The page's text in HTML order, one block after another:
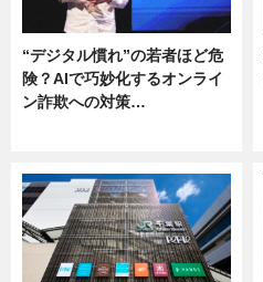
“デジタル慣れ”の若者ほど危
険？AIで巧妙化するオンライ
ン詐欺への対策…